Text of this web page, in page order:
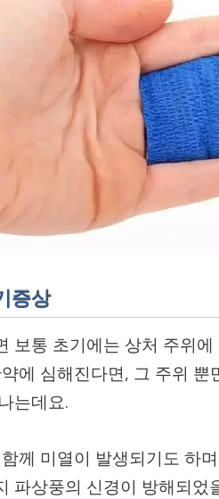
증상
보통 초기에는 상처 주위
에 심해진다면, 그 주위
는데요.
께 미열이 발생되기도 하
파상풍의 신경이 방해되